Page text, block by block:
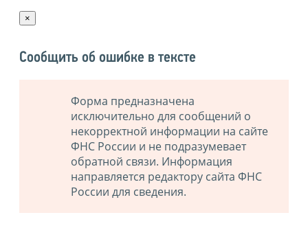
×
Сообщить об ошибке в тексте
Форма предназначена
исключительно для сообщений о
некорректной информации на сайте
ФНС России и не подразумевает
обратной связи. Информация
направляется редактору сайта ФНС
России для сведения.